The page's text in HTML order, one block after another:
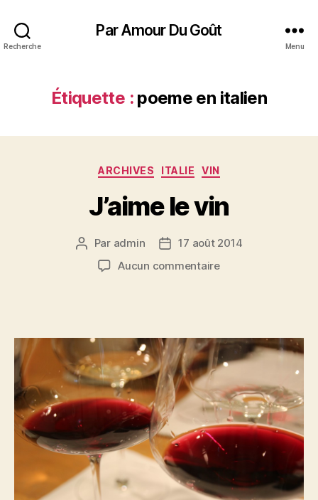
Recherche
Par Amour Du Goût
Menu
Étiquette : poeme en italien
Catégories
ARCHIVES ITALIE VIN
J’aime le vin
Auteur
l’article
Par admin
Date17 août 2014
Aucun commentairesur